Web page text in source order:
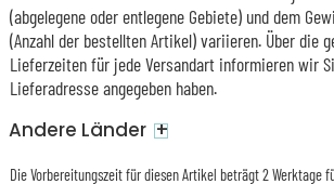
(abgelegene oder entlegene Gebiete) und dem
(Anzahl der bestellten Artikel) variieren. Über die
Lieferzeiten für jede Versandart informieren wir
Lieferadresse angegeben haben.
Andere Länder +
Die Vorbereitungszeit für diesen Artikel beträgt 2 Werktage